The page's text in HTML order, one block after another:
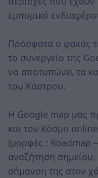
εμπορικό
Πρόσφατα ο φακός
το συνεργείο της
να αποτυπώνει τα
του Κάστρου.
Η Google map μας
και τον Κόσμο
(μορφές : Roadmap
αναζήτηση
σήμανση της στον